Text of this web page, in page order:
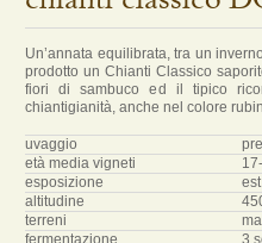
Un’annata equilibrata, tra un
prodotto un Chianti Classico
fiori di sambuco ed il tipico
chiantigianità, anche nel colore
uvaggio
età media vigneti
esposizione
est
altitudine
terreni
fermentazione
3